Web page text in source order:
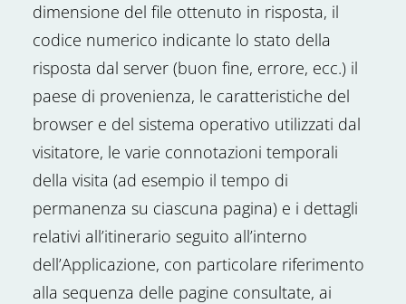
dimensione del file ottenuto in risposta, il
codice numerico indicante lo stato della
risposta dal server (buon fine, errore, ecc.) il
paese di provenienza, le caratteristiche del
browser e del sistema operativo utilizzati dal
visitatore, le varie connotazioni temporali
della visita (ad esempio il tempo di
permanenza su ciascuna pagina) e i dettagli
relativi all’itinerario seguito all’interno
dell’Applicazione, con particolare riferimento
alla sequenza delle pagine consultate, ai